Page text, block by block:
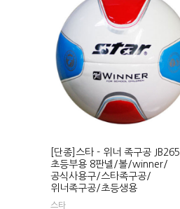
[단종]스타 - 위너 족구공 JB265
초등부용 8판넬/볼/winner/
공식사용구/스타족구공/
위너족구공/초등생용
스타